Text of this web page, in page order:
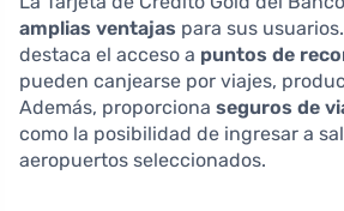
amplias ventajas para sus
destaca el acceso a puntos de
pueden canjearse por viajes,
Además, proporciona seguros de
como la posibilidad de ingresar a
aeropuertos seleccionados.